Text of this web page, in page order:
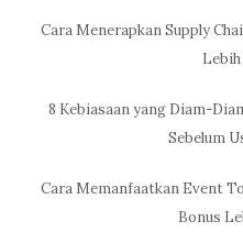
Cara Menerapkan Supply
8 Kebiasaan yang Diam-
Sebelum
Cara Memanfaatkan Event
Bonus